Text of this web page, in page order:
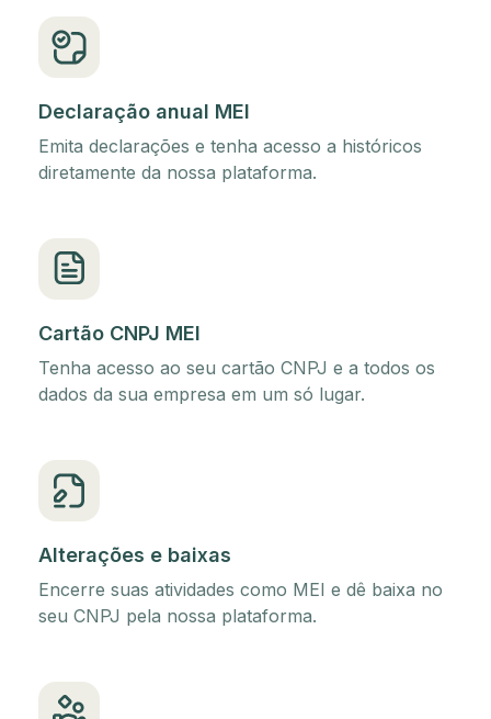
Declaração anual MEI
Emita declarações e tenha acesso a históricos
diretamente da nossa plataforma.
Cartão CNPJ MEI
Tenha acesso ao seu cartão CNPJ e a todos os
dados da sua empresa em um só lugar.
Alterações e baixas
Encerre suas atividades como MEI e dê baixa no
seu CNPJ pela nossa plataforma.